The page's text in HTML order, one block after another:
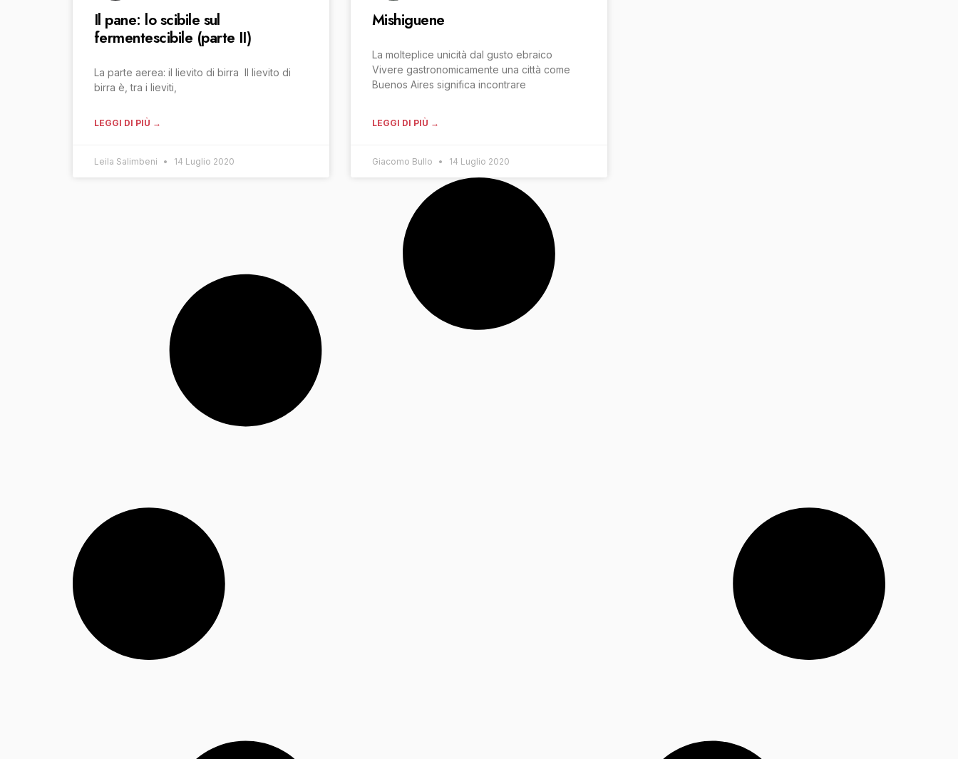
Il pane: lo scibile sul
fermentescibile (parte II)
La parte aerea: il lievito di birra Il lievito di
birra è, tra i lieviti,
LEGGI DI PIÙ →
Leila Salimbeni 14 Luglio 2020
Mishiguene
La molteplice unicità dal gusto ebraico
Vivere gastronomicamente una città come
Buenos Aires significa incontrare
LEGGI DI PIÙ →
Giacomo Bullo 14 Luglio 2020